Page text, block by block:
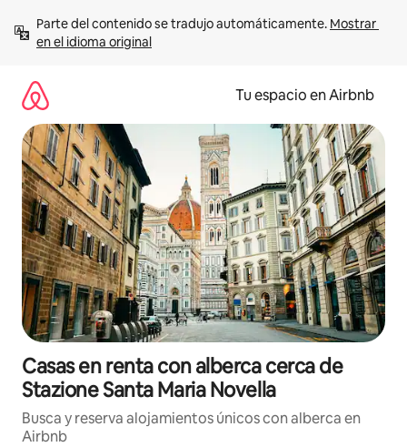
contenido
Parte del contenido se tradujo automáticamente. Mostrar
en el idioma original
Tu espacio en Airbnb
Casas en renta con alberca cerca de
Stazione Santa Maria Novella
Busca y reserva alojamientos únicos con alberca en
Airbnb